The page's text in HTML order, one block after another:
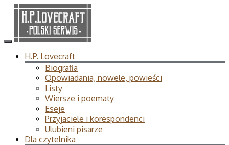
H.P. Lovecraft
Biografia
Opowiadania, nowele, powieści
Listy
Wiersze i poematy
Eseje
Przyjaciele i korespondenci
Ulubieni pisarze
Dla czytelnika